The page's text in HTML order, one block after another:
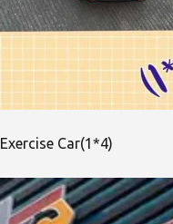
Exercise Car(1*4)